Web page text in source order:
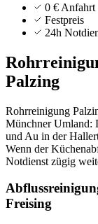
0 € Anfahrt
Festpreis
24h
Palzing
Rohrreinigung
Münchner Umland:
und Au in der
Wenn der
Notdienst zügig
Freising